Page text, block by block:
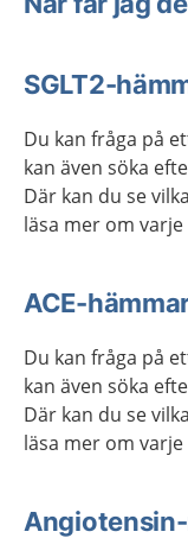
SGLT2-
Du kan fråga på
kan även söka
Där kan du se
läsa mer om
ACE-
Du kan fråga på
kan även söka
Där kan du se
läsa mer om